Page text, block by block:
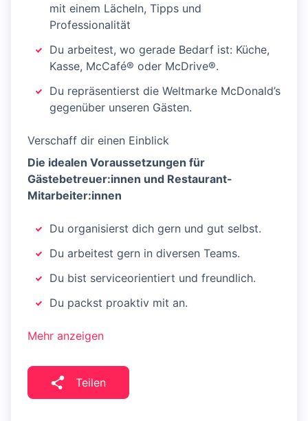
mit einem Lächeln, Tipps und
Professionalität
Du arbeitest, wo gerade Bedarf ist: Küche,
Kasse, McCafé® oder McDrive®.
Du repräsentierst die Weltmarke McDonald’s
gegenüber unseren Gästen.
Verschaff dir einen Einblick
Die idealen Voraussetzungen für
Gästebetreuer:innen und Restaurant-
Mitarbeiter:innen
Du organisierst dich gern und gut selbst.
Du arbeitest gern in diversen Teams.
Du bist serviceorientiert und freundlich.
Du packst proaktiv mit an.
Mehr anzeigen
Teilen